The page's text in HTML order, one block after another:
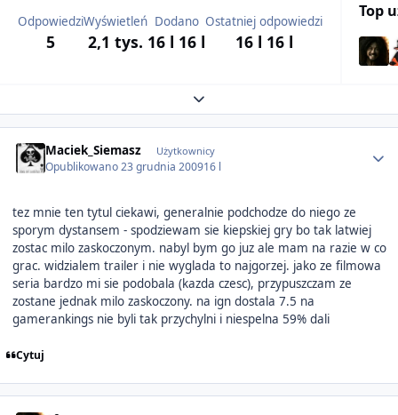
Odpowiedzi
5
Wyświetleń
2,1 tys.
Dodano
16 l 16 l
Ostatniej odpowiedzi
16 l 16 l
Top
Expand topic overview
Maciek_Siemasz Użytkownicy
Opublikowano23 grudnia 200916 l
tez mnie ten tytul ciekawi, generalnie podchodze do niego ze
sporym dystansem - spodziewam sie kiepskiej gry bo tak latwiej
zostac milo zaskoczonym. nabyl bym go juz ale mam na razie w co
grac. widzialem trailer i nie wyglada to najgorzej. jako ze filmowa
seria bardzo mi sie podobala (kazda czesc), przypuszczam ze
zostane jednak milo zaskoczony. na ign dostala 7.5 na
gamerankings nie byli tak przychylni i niespelna 59% dali
Cytuj